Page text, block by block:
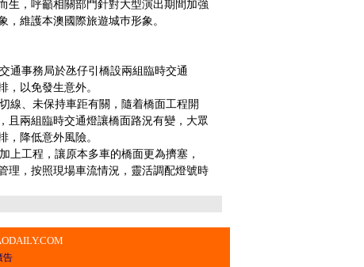
，呼籲相關部門針對大型演出期間加強
維護本澳國際旅遊城巿形象。
事務局於氹仔引橋設兩組臨時交通
，以免發生意外。
、未保持車距有關，隨着橋面工程開
且兩組臨時交通燈讓橋面路況有變，大眾
，降低意外風險。
工程，讓原本多車的橋面更為擠塞，
理，按照現場車流情況，靈活調配燈號時